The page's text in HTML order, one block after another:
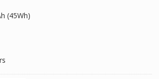
253,00 kr.
(45Wh)